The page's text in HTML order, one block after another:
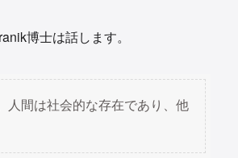
博士は話します。
人間は社会的な存在であり、他